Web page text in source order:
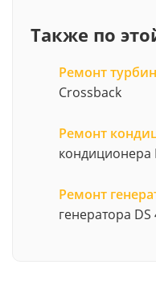
Также по
Ремонт турбин
Crossback
Ремонт
кондиционера
Ремонт
генератора